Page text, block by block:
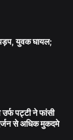
युवक घायल;
पट्टी ने फांसी
से अधिक मुकदमे